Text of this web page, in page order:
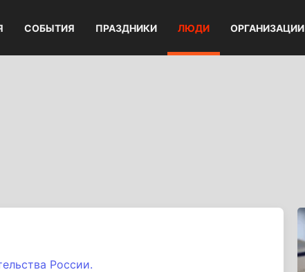
СОБЫТИЯ ПРАЗДНИКИ ЛЮДИ ОРГАНИЗАЦИИ
России.